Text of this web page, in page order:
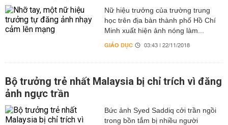
Nữ hiệu trưởng của trường trung
học trên địa bàn thành phố Hồ Chí
Minh xuất hiện ảnh nóng làm...
GIÁO DỤC 03:43 | 22/11/2018
Bộ trưởng trẻ nhất Malaysia bị chỉ trích vì đăng
ảnh ngực trần
Bức ảnh Syed Saddiq cởi trần ngồi
trong bồn tắm bị nhiều người